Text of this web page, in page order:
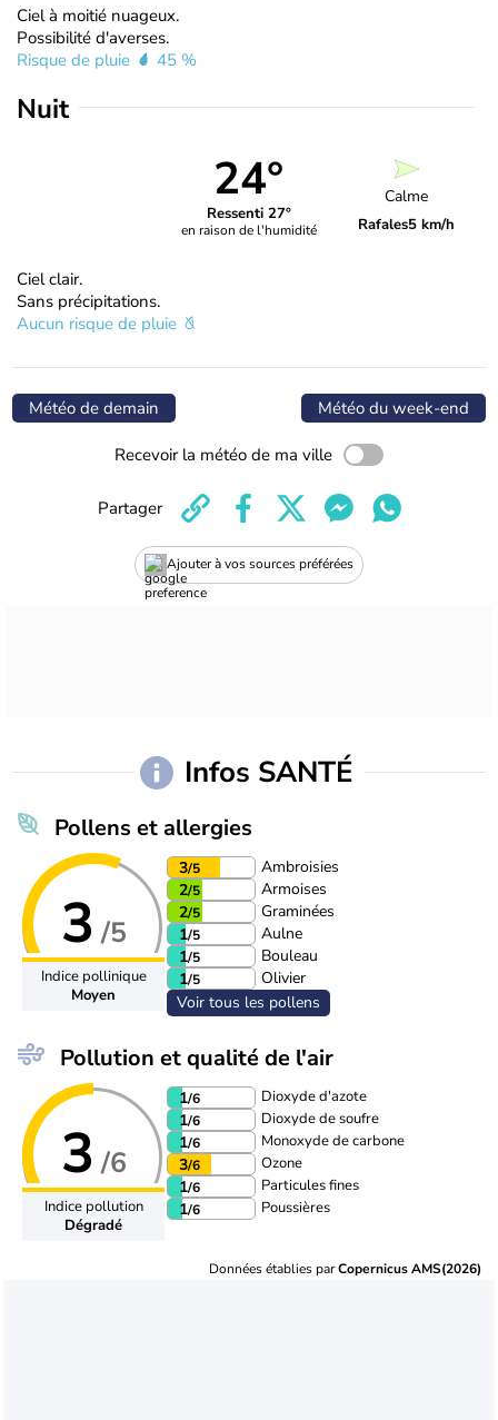
Ciel à moitié nuageux.
Possibilité d'averses.
Risque de pluie
45 %
Nuit
24°
Ressenti 27°
en raison de l'humidité
Calme
Rafales5 km/h
Ciel clair.
Sans précipitations.
Aucun risque de pluie
Météo de demain Météo du week-end
Recevoir la météo de ma ville
Ajouter à vos sources préférées
Partager
Infos SANTÉ
Pollens et allergies
3 /5
Indice pollinique
Moyen
3/5
Ambroisies
2/5
Armoises
2/5
Graminées
1/5
Aulne
1/5
Bouleau
1/5
Olivier
Voir tous les pollens
Pollution et qualité de l'air
3 /6
Indice pollution
Dégradé
1/6 Dioxyde d'azote
1/6 Dioxyde de soufre
1/6 Monoxyde de carbone
3/6 Ozone
1/6 Particules fines
1/6 Poussières
Données établies parCopernicus AMS(2026)